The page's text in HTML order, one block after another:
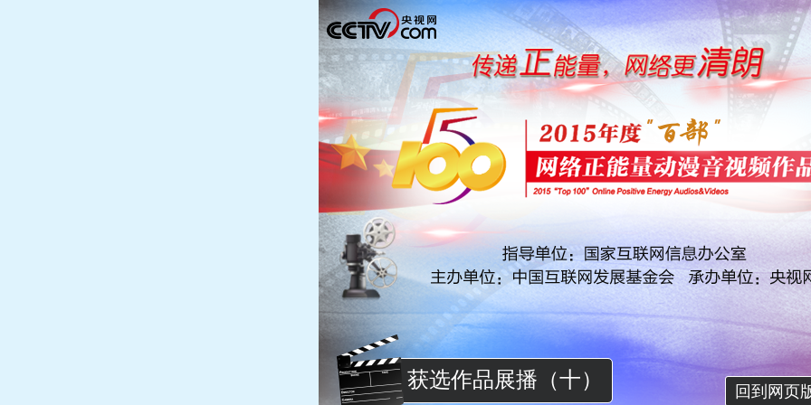
获选作品展播（十） 回到网页